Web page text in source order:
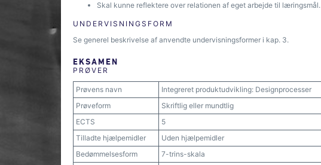
Skal kunne reflektere over relationen af eget arbejde til læringsmål.
UNDERVISNINGSFORM
Se generel beskrivelse af anvendte undervisningsformer i kap. 3.
EKSAMEN
PRØVER
Prøvens navn
Integreret produktudvikling: Designprocesser
Prøveform
Skriftlig eller mundtlig
ECTS
5
Tilladte hjælpemidler
Uden hjælpemidler
Bedømmelsesform
7-trins-skala